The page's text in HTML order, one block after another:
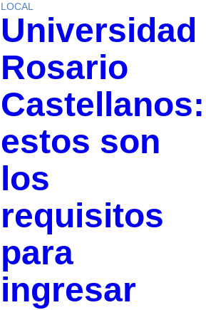
LOCAL
Universidad
Rosario
Castellanos:
estos son
los
requisitos
para
ingresar